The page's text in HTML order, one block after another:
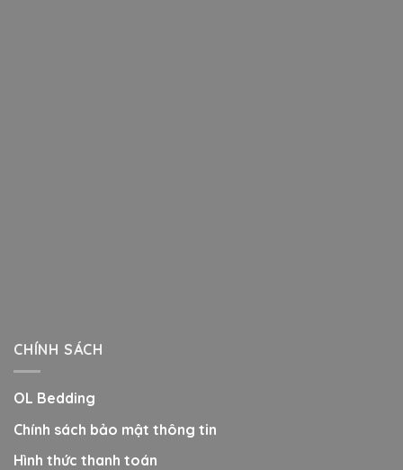
CHÍNH SÁCH
OL Bedding
Chính sách bảo mật thông tin
Hình thức thanh toán